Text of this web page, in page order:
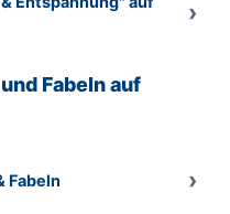
Fabeln auf
Fabeln